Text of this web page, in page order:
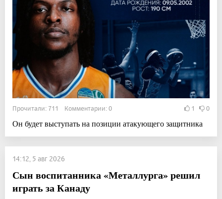
Прочитали: 711 Комментарии: 0 1 0
Он будет выступать на позиции атакующего защитника
14:12, 5 авг 2026
Сын воспитанника «Металлурга» решил
играть за Канаду